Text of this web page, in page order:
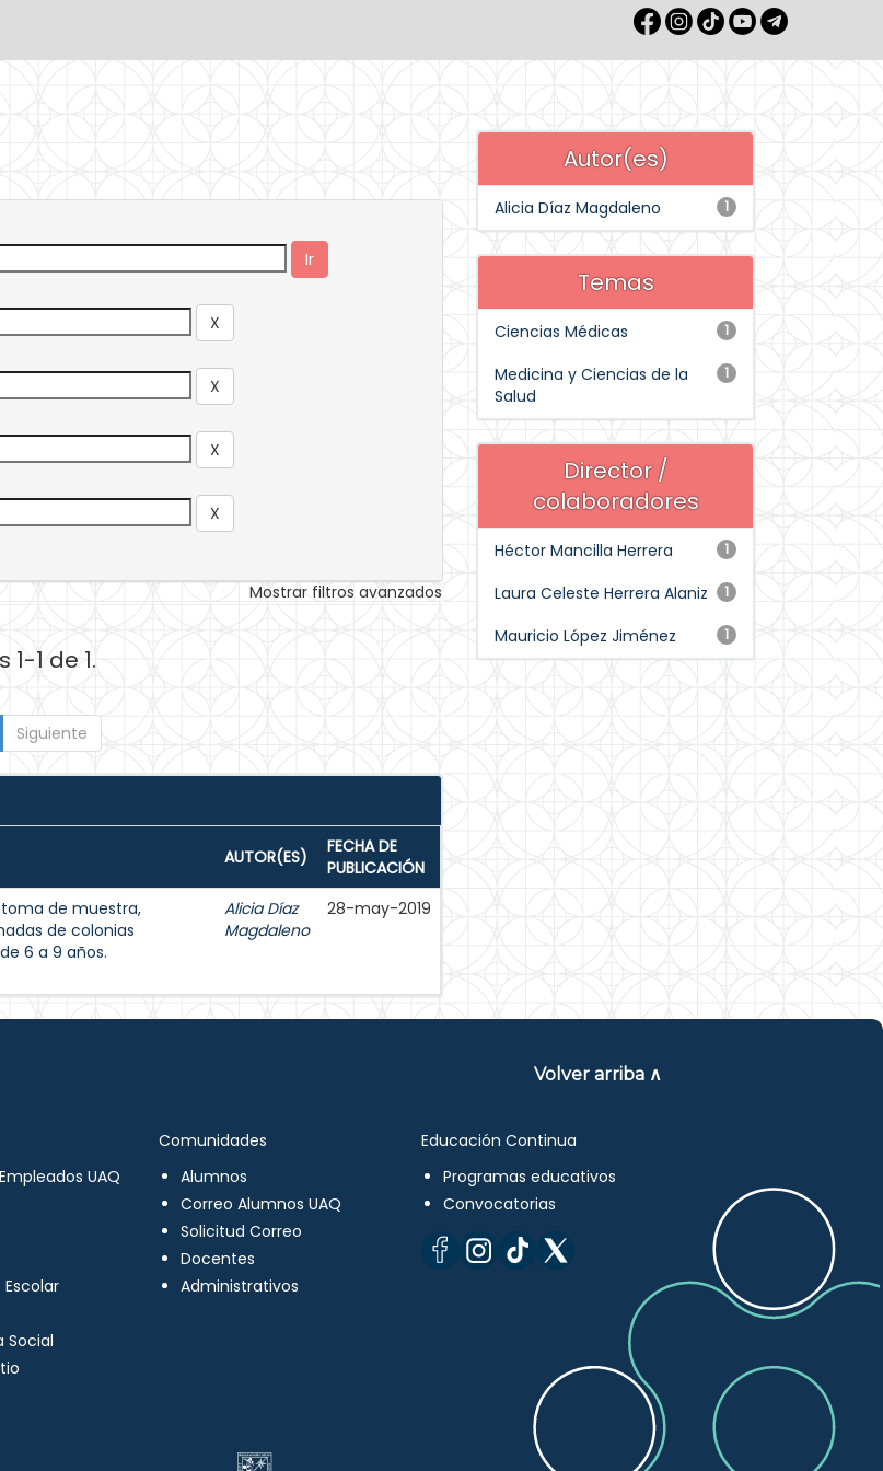
Mostrar filtros avanzados
1 de 1.
Siguiente
AUTOR(ES)
FECHA DE
PUBLICACIÓN
de muestra,
de colonias
6 a 9 años.
Alicia Díaz
Magdaleno
28-may-2019
Autor(es)
1
Alicia Díaz Magdaleno
Temas
1
Ciencias Médicas
1
Medicina y Ciencias de la
Salud
Director /
colaboradores
1
Héctor Mancilla Herrera
1
Laura Celeste Herrera Alaniz
1
Mauricio López Jiménez
Volver arriba ∧
UAQ
Social
Comunidades
Alumnos
Correo Alumnos UAQ
Solicitud Correo
Docentes
Administrativos
Educación Continua
Programas educativos
Convocatorias